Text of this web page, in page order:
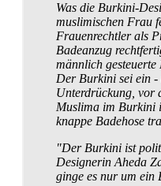
Was die Burkini-
muslimischen Frau
Frauenrechtler als
Badeanzug
männlich
Der Burkini sei ein -
Unterdrückung, vor
Muslima im Burkini
knappe Badehose
"Der Burkini ist
Designerin Aheda
ginge es nur um ein